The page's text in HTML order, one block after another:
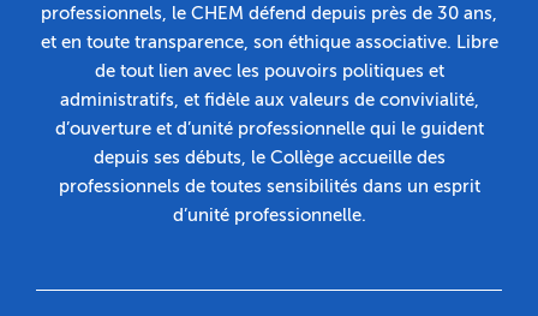
professionnels, le CHEM défend depuis près de 30 ans,
et en toute transparence, son éthique associative. Libre
de tout lien avec les pouvoirs politiques et
administratifs, et fidèle aux valeurs de convivialité,
d’ouverture et d’unité professionnelle qui le guident
depuis ses débuts, le Collège accueille des
professionnels de toutes sensibilités dans un esprit
d’unité professionnelle.